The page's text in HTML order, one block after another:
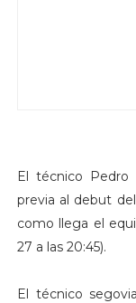
El técnico Pedro
previa al debut
como llega el
27 a las 20:45).
El técnico